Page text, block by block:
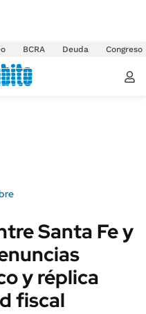
BCRA Deuda Congreso
Santa Fe y
y réplica
fiscal